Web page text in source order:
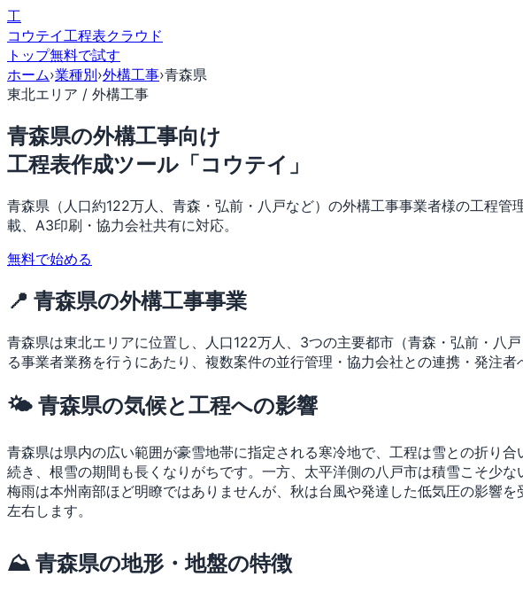
工
コウテイ工程表クラウド
トップ無料で試す
ホーム›業種別›外構工事›青森県
東北エリア / 外構工事
青森県の外構工事向け
工程表作成ツール「コウテイ」
青森県（人口約122万人、青森・弘前・八戸など）の外構工事事業者様の工程管
載、A3印刷・協力会社共有に対応。
無料で始める
📍 青森県の外構工事事業
青森県は東北エリアに位置し、人口122万人、3つの主要都市（青森・弘前・八
る事業者業務を行うにあたり、複数案件の並行管理・協力会社との連携・発注者
🌤 青森県の気候と工程への影響
青森県は県内の広い範囲が豪雪地帯に指定される寒冷地で、工程は雪との折り
続き、根雪の期間も長くなりがちです。一方、太平洋側の八戸市は積雪こそ少
梅雨は本州南部ほど明瞭ではありませんが、秋は台風や発達した低気圧の影響
左右します。
⛰ 青森県の地形・地盤の特徴